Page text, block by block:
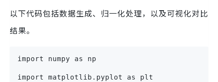
以下代码包括数据生成、归一化处理，以及可视化对比
结果。
import numpy as np
import matplotlib.pyplot as plt